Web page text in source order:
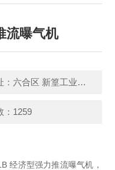
流曝气机
产品地址：六合区 新篁工业园园区中路3号
：1259